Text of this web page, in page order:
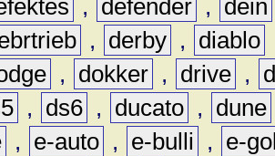
, defender , dein
, derby , diablo
, dokker , drive ,
, ds6 , ducato , dune
, e-auto , e-bulli ,
e-